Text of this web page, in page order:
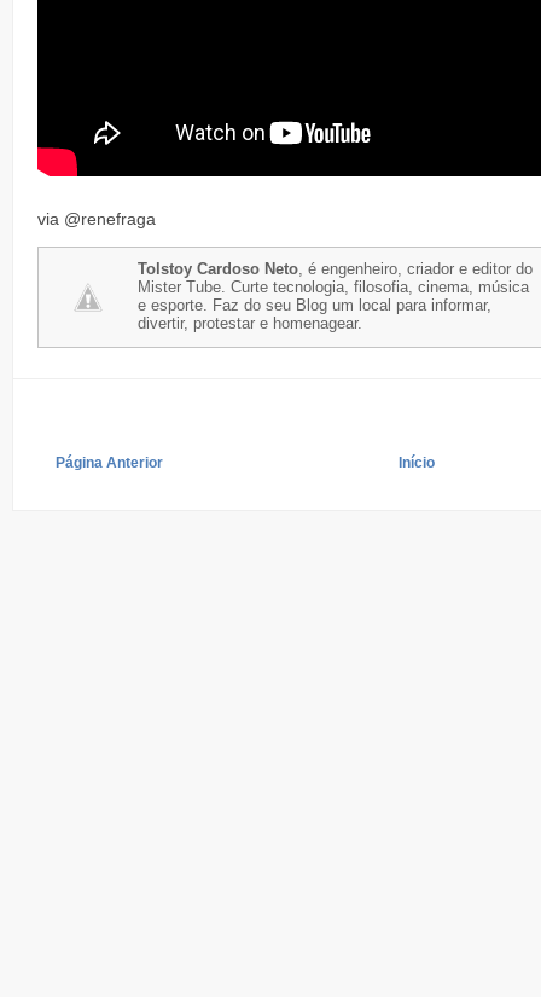
via @renefraga
Tolstoy Cardoso Neto, é engenheiro, criador e editor do
Mister Tube. Curte tecnologia, filosofia, cinema, música
e esporte. Faz do seu Blog um local para informar,
divertir, protestar e homenagear.
Página Anterior Início